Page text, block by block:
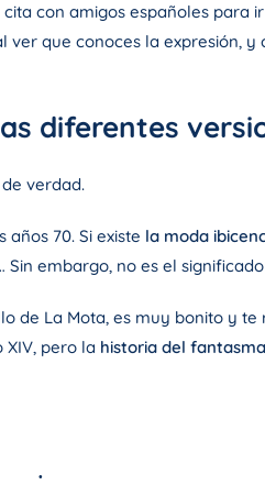
con amigos españoles para
que conoces la expresión,
diferentes
verdad.
70. Si existe la moda
Sin embargo, no es el
de La Mota, es muy bonito y
pero la historia del fantasma